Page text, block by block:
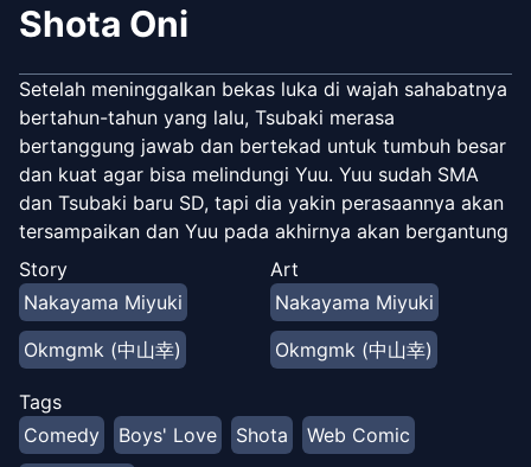
Shota Oni
Setelah meninggalkan bekas luka di wajah sahabatnya
bertahun-tahun yang lalu, Tsubaki merasa
bertanggung jawab dan bertekad untuk tumbuh besar
dan kuat agar bisa melindungi Yuu. Yuu sudah SMA
dan Tsubaki baru SD, tapi dia yakin perasaannya akan
tersampaikan dan Yuu pada akhirnya akan bergantung
padanya.
Story
Nakayama Miyuki
Okmgmk (中山幸)
Art
Nakayama Miyuki
Okmgmk (中山幸)
Tags
Comedy
Boys' Love Shota
Web Comic